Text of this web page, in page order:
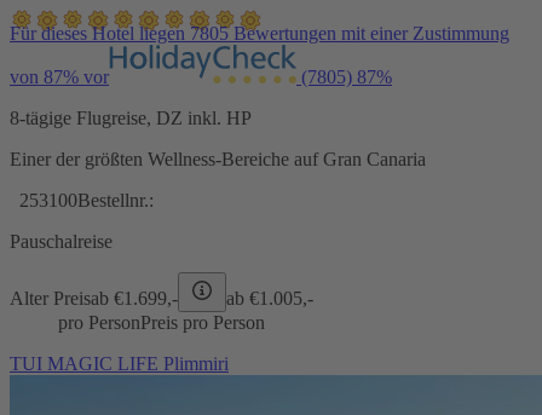
Für dieses Hotel liegen 7805 Bewertungen mit einer Zustimmung
von 87% vor (7805) 87%
8-tägige Flugreise, DZ inkl. HP
Einer der größten Wellness-Bereiche auf Gran Canaria
253100Bestellnr.:
Pauschalreise
Alter Preisab €1.699,- ab €1.005,-
pro PersonPreis pro Person
TUI MAGIC LIFE Plimmiri